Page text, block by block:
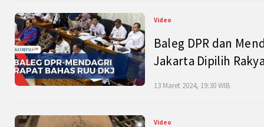
Video
Baleg DPR dan
Jakarta Dipilih
13 Maret 2024, 19:30 WIB
Video